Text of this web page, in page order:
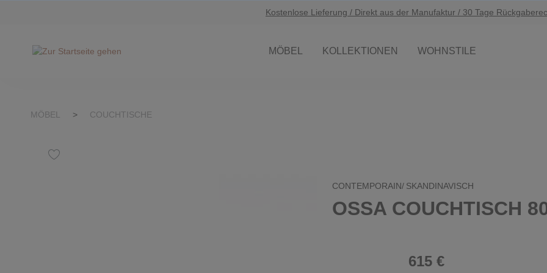
Kostenlose Lieferung / Direkt aus der Manufaktur / 30 Tage
MÖBEL KOLLEKTIONEN WOHNSTILE
MÖBEL > COUCHTISCHE
CONTEMPORAIN/ SKANDINAVISCH
OSSA COUCHTISCH
615 €